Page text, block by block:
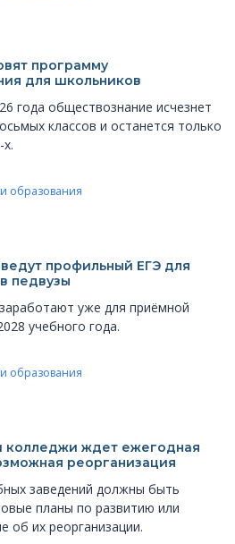
программу
для школьников
года обществознание исчезнет
классов и останется только
образования
профильный ЕГЭ для
педвузы
уже для приёмной
учебного года.
образования
колледжи ждет ежегодная
реорганизация
заведений должны быть
планы по развитию или
об их реорганизации.